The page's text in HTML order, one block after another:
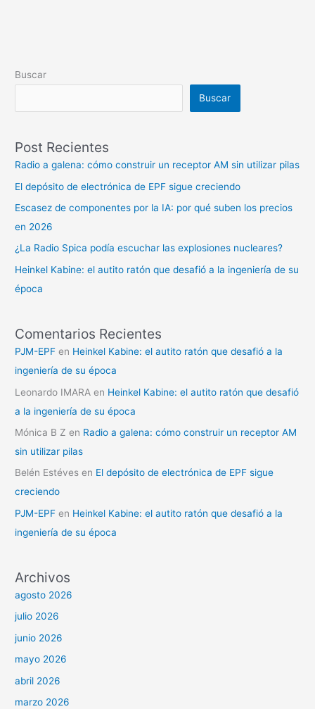
Buscar
Buscar
Post Recientes
Radio a galena: cómo construir un receptor AM sin utilizar pilas
El depósito de electrónica de EPF sigue creciendo
Escasez de componentes por la IA: por qué suben los precios
en 2026
¿La Radio Spica podía escuchar las explosiones nucleares?
Heinkel Kabine: el autito ratón que desafió a la ingeniería de su
época
Comentarios Recientes
PJM-EPF en Heinkel Kabine: el autito ratón que desafió a la
ingeniería de su época
Leonardo IMARA en Heinkel Kabine: el autito ratón que desafió
a la ingeniería de su época
Mónica B Z en Radio a galena: cómo construir un receptor AM
sin utilizar pilas
Belén Estéves en El depósito de electrónica de EPF sigue
creciendo
PJM-EPF en Heinkel Kabine: el autito ratón que desafió a la
ingeniería de su época
Archivos
agosto 2026
julio 2026
junio 2026
mayo 2026
abril 2026
marzo 2026